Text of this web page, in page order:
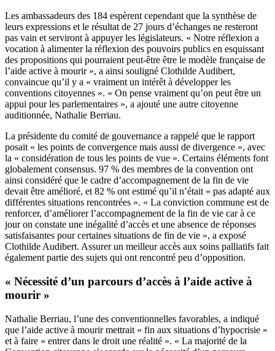
Les ambassadeurs des 184 espèrent cependant que la synthèse de
leurs expressions et le résultat de 27 jours d’échanges ne resteront
pas vain et serviront à appuyer les législateurs. « Notre réflexion a
vocation à alimenter la réflexion des pouvoirs publics en esquissant
des propositions qui pourraient peut-être être le modèle française de
l’aide active à mourir », a ainsi souligné Clothilde Audibert,
convaincue qu’il y a « vraiment un intérêt à développer les
conventions citoyennes ». « On pense vraiment qu’on peut être un
appui pour les parlementaires », a ajouté une autre citoyenne
auditionnée, Nathalie Berriau.
La présidente du comité de gouvernance a rappelé que le rapport
posait « les points de convergence mais aussi de divergence », avec
la « considération de tous les points de vue ». Certains éléments font
globalement consensus. 97 % des membres de la convention ont
ainsi considéré que le cadre d’accompagnement de la fin de vie
devait être amélioré, et 82 % ont estimé qu’il n’était « pas adapté aux
différentes situations rencontrées ». « La conviction commune est de
renforcer, d’améliorer l’accompagnement de la fin de vie car à ce
jour on constate une inégalité d’accès et une absence de réponses
satisfaisantes pour certaines situations de fin de vie », a exposé
Clothilde Audibert. Assurer un meilleur accès aux soins palliatifs fait
également partie des sujets qui ont rencontré peu d’opposition.
« Nécessité d’un parcours d’accès à l’aide active à
mourir »
Nathalie Berriau, l’une des conventionnelles favorables, a indiqué
que l’aide active à mourir mettrait « fin aux situations d’hypocrisie »
et à faire « entrer dans le droit une réalité ». « La majorité de la